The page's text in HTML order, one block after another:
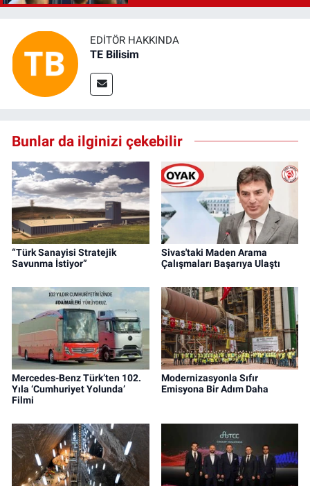
EDITÖR HAKKINDA
TE Bilisim
Bunlar da ilginizi çekebilir
“Türk Sanayisi Stratejik
Savunma İstiyor”
Sivas'taki Maden Arama
Çalışmaları Başarıya Ulaştı
Mercedes-Benz Türk’ten 102.
Yıla ‘Cumhuriyet Yolunda’
Filmi
Modernizasyonla Sıfır
Emisyona Bir Adım Daha